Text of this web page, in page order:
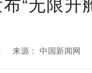
来源： 中国新闻网